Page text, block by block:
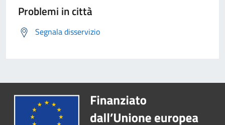
Problemi in città
Segnala disservizio